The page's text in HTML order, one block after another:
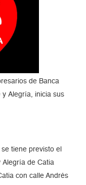
de Banca
y Alegría, inicia sus
tiene previsto el
Alegría de Catia
con calle Andrés